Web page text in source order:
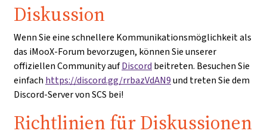
Diskussion
Wenn Sie eine schnellere Kommunikationsmöglichkeit als
das iMooX-Forum bevorzugen, können Sie unserer
offiziellen Community aufDiscord beitreten. Besuchen Sie
einfach https://discord.gg/rrbazVdAN9und treten Sie dem
Discord-Server von SCS bei!
Richtlinien für Diskussionen